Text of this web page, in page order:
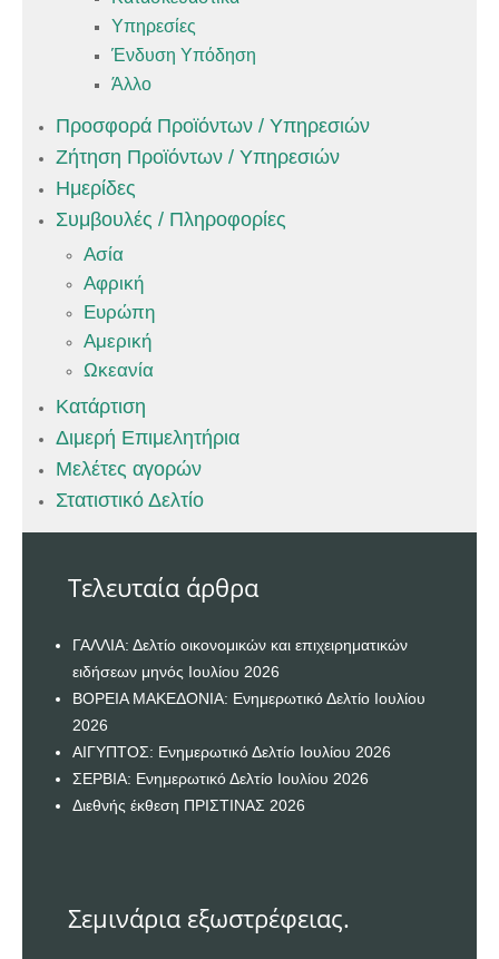
Υπηρεσίες
Ένδυση Υπόδηση
Άλλο
Προσφορά Προϊόντων / Υπηρεσιών
Ζήτηση Προϊόντων / Υπηρεσιών
Ημερίδες
Συμβουλές / Πληροφορίες
Ασία
Αφρική
Ευρώπη
Αμερική
Ωκεανία
Κατάρτιση
Διμερή Επιμελητήρια
Μελέτες αγορών
Στατιστικό Δελτίο
Τελευταία άρθρα
ΓΑΛΛΙΑ: Δελτίο οικονομικών και επιχειρηματικών
ειδήσεων μηνός Ιουλίου 2026
ΒΟΡΕΙΑ ΜΑΚΕΔΟΝΙΑ: Ενημερωτικό Δελτίο Ιουλίου
2026
ΑΙΓΥΠΤΟΣ: Ενημερωτικό Δελτίο Ιουλίου 2026
ΣΕΡΒΙΑ: Ενημερωτικό Δελτίο Ιουλίου 2026
Διεθνής έκθεση ΠΡΙΣΤΙΝΑΣ 2026
Σεμινάρια εξωστρέφειας.